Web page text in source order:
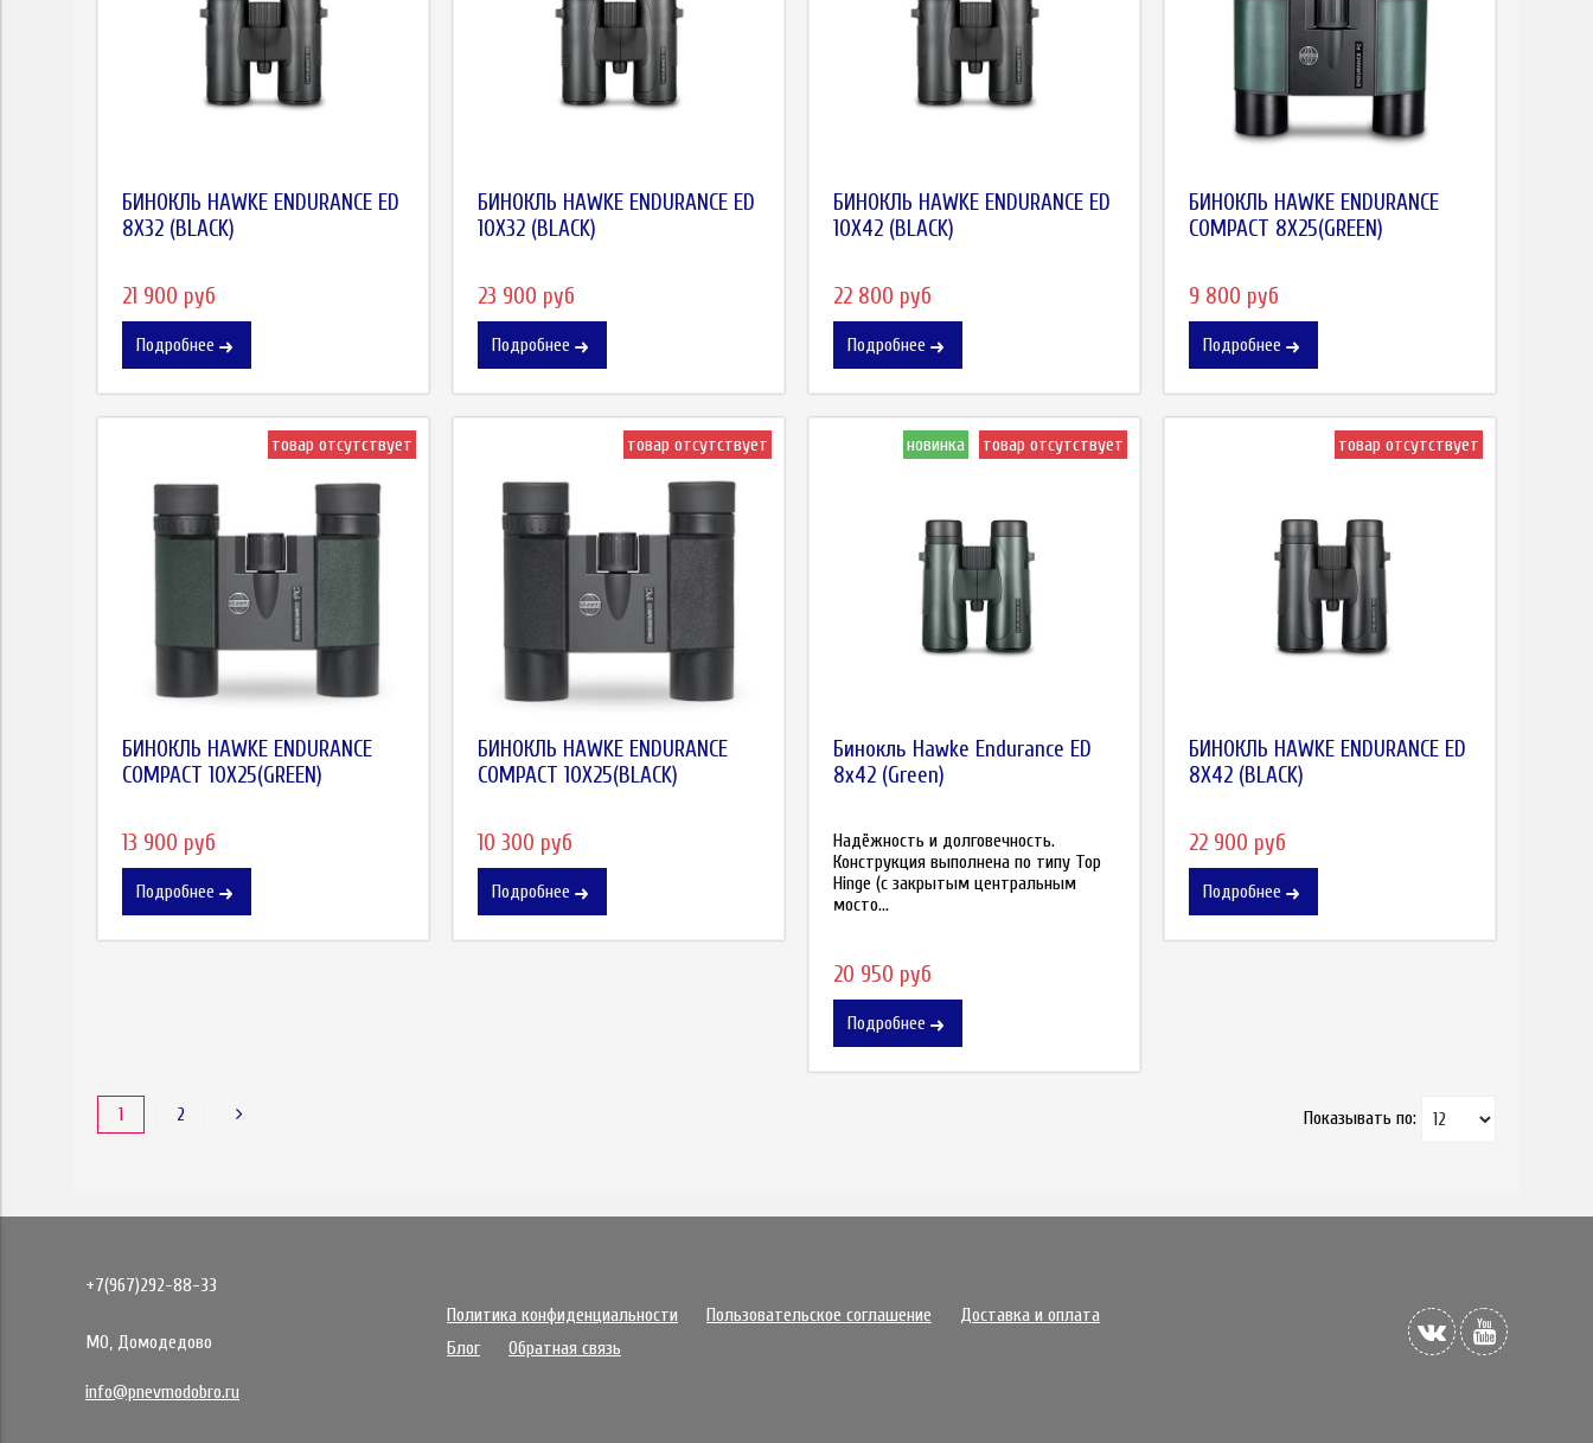
БИНОКЛЬ HAWKE ENDURANCE ED
8X32 (BLACK)
21 900 руб
Подробнее
БИНОКЛЬ HAWKE ENDURANCE ED
10X32 (BLACK)
23 900 руб
Подробнее
БИНОКЛЬ HAWKE ENDURANCE ED
10X42 (BLACK)
22 800 руб
Подробнее
БИНОКЛЬ HAWKE ENDURANCE
СOMPACT 8X25(GREEN)
9 800 руб
Подробнее
товар отсутствует
БИНОКЛЬ HAWKE ENDURANCE
СOMPACT 10X25(GREEN)
13 900 руб
Подробнее
товар отсутствует
БИНОКЛЬ HAWKE ENDURANCE
COMPACT 10X25(BLACK)
10 300 руб
Подробнее
новинка товар отсутствует
Бинокль Hawke Endurance ED
8x42 (Green)
Надёжность и долговечность.
Конструкция выполнена по типу Top
Hinge (с закрытым центральным
мосто...
20 950 руб
Подробнее
товар отсутствует
БИНОКЛЬ HAWKE ENDURANCE ED
8X42 (BLACK)
22 900 руб
Подробнее
1 2 Показывать по:
+7(967)292-88-33
МО, Домодедово
info@pnevmodobro.ru
Политика конфиденциальности Пользовательское соглашение
Доставка и оплата
Блог
Обратная связь